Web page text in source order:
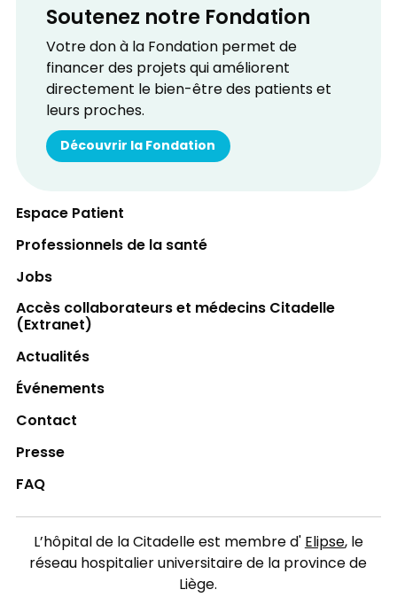
Soutenez notre Fondation
Votre don à la Fondation permet de
financer des projets qui améliorent
directement le bien-être des patients et
leurs proches.
Découvrir la Fondation
Espace Patient
Professionnels de la santé
Jobs
Accès collaborateurs et médecins Citadelle
(Extranet)
Actualités
Événements
Contact
Presse
FAQ
L’hôpital de la Citadelle est membre d'Elipse, le
réseau hospitalier universitaire de la province de
Liège.